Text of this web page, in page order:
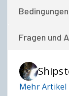
Bedingungen
Fragen und
Mehr Artikel